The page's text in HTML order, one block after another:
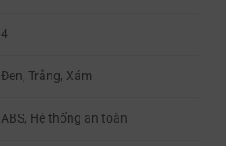
4
Đen, Trắng, Xám
ABS, Hệ thống an toàn